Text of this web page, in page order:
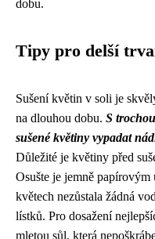
dobu.
Tipy pro delší
Sušení květin v soli je
na dlouhou dobu. S
sušené květiny vypadat
Důležité je květiny před
Osušte je jemně papírovým
květech nezůstala žádná
lístků. Pro dosažení
mletou sůl, která